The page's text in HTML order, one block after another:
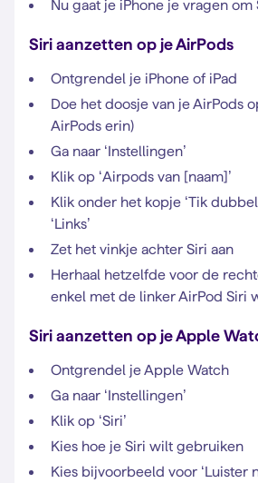
Nu gaat je iPhone je vragen om
Siri aanzetten op je AirPods
Ontgrendel je iPhone of iPad
Doe het doosje van je AirPods
AirPods erin)
Ga naar ‘Instellingen’
Klik op ‘Airpods van [naam]’
Klik onder het kopje ‘Tik
‘Links’
Zet het vinkje achter Siri aan
Herhaal hetzelfde voor de
enkel met de linker AirPod Siri
Siri aanzetten op je Apple
Ontgrendel je Apple Watch
Ga naar ‘Instellingen’
Klik op ‘Siri’
Kies hoe je Siri wilt gebruiken
Kies bijvoorbeeld voor ‘Luister